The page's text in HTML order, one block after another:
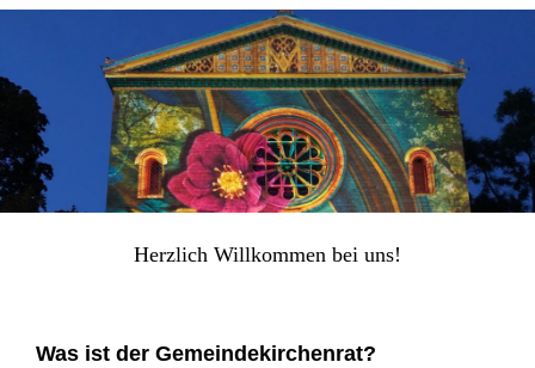
Herzlich Willkommen bei uns!
Was ist der Gemeindekirchenrat?